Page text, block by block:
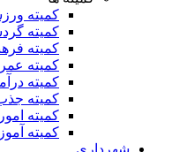
کمیته
کمیته
کمیته
کمیته
کمیته
کمیته
کمیته
کمیته